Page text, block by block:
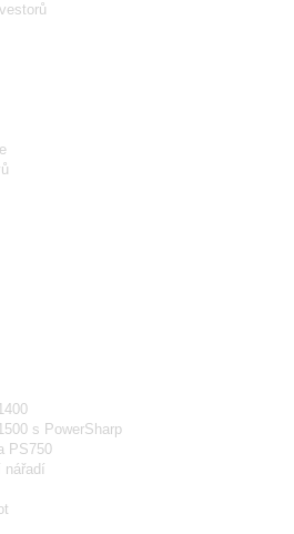
s PowerSharp
PS750
nářadí